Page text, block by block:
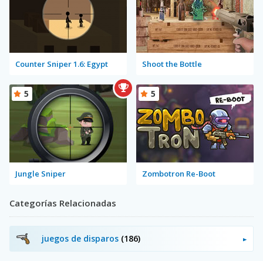
Counter Sniper 1.6: Egypt Shoot the Bottle
Jungle Sniper
5
Zombotron Re-Boot
5
Categorías Relacionadas
juegos de disparos (186)